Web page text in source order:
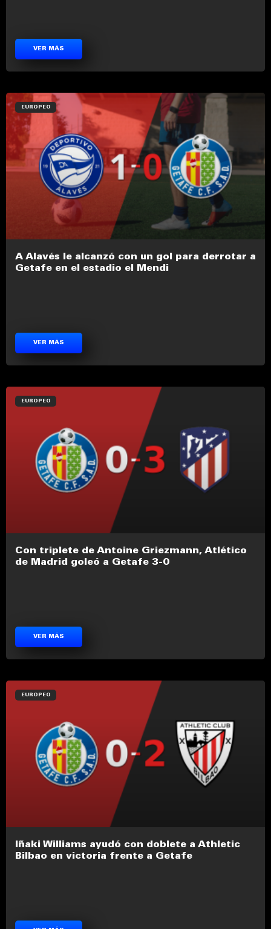
VER MÁS
EUROPEO
A Alavés le alcanzó con un gol para derrotar a
Getafe en el estadio el Mendi
VER MÁS
EUROPEO
Con triplete de Antoine Griezmann, Atlético
de Madrid goleó a Getafe 3-0
VER MÁS
EUROPEO
Iñaki Williams ayudó con doblete a Athletic
Bilbao en victoria frente a Getafe